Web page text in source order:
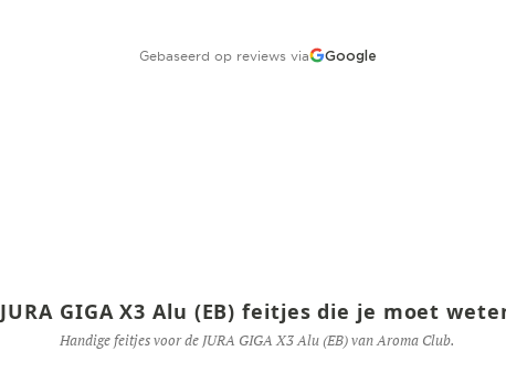
Gebaseerd op reviews via Google
JURA GIGA X3 Alu (EB) feitjes die je moet
Handige feitjes voor de JURA GIGA X3 Alu (EB) van Aroma Club.